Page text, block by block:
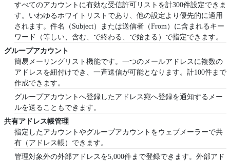
すべてのアカウントに有効な受信許可リストを計300件設定できま
す。いわゆるホワイトリストであり、他の設定より優先的に適用
されます。件名（Subject）または送信者（From）に含まれるキー
ワード（等しい、含む、で終わる、で始まる）で指定できます。
グループアカウント
簡易メーリングリスト機能です。一つのメールアドレスに複数の
アドレスを紐付けでき、一斉送信が可能となります。計100件まで
作成できます。
グループアカウントへ登録したアドレス宛へ登録を通知するメー
ルを送ることもできます。
共有アドレス帳管理
指定したアカウントやグループアカウントをウェブメーラーで共
有（アドレス帳）できます。
管理対象外の外部アドレスを5,000件まで登録できます。外部アド